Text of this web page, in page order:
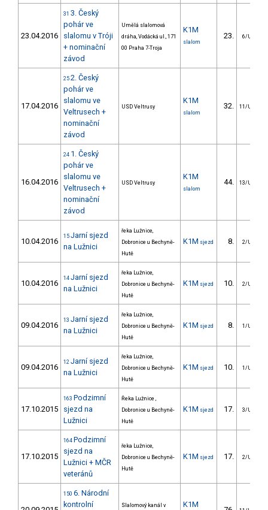
23.04.2016
31 3. Český
pohár ve
slalomu v Tróji
+ nominační
závod
Umělá slalomová
dráha, Vodácká ul., 171
00 Praha 7-Troja
K1M
slalom
23. 6/U23
17.04.2016
25 2. Český
pohár ve
slalomu ve
Veltrusech +
nominační
závod
USD Veltrusy
K1M
slalom
32. 11/U23
16.04.2016
24 1. Český
pohár ve
slalomu ve
Veltrusech +
nominační
závod
USD Veltrusy
K1M
slalom
44. 13/U23
10.04.2016
15 Jarní sjezd
na Lužnici
řeka Lužnice,
Dobronice u Bechyně-
Hutě
K1M sjezd 8. 2/U23
10.04.2016
14 Jarní sjezd
na Lužnici
řeka Lužnice,
Dobronice u Bechyně-
Hutě
K1M sjezd 10. 2/U23
09.04.2016
13 Jarní sjezd
na Lužnici
řeka Lužnice,
Dobronice u Bechyně-
Hutě
K1M sjezd 8. 1/U23
09.04.2016
12 Jarní sjezd
na Lužnici
řeka Lužnice,
Dobronice u Bechyně-
Hutě
K1M sjezd 10. 1/U23
17.10.2015
163 Podzimní
sjezd na
Lužnici
Řeka Lužnice ,
Dobronice u Bechyně-
Hutě
K1M sjezd 17. 3/U23
17.10.2015
164 Podzimní
sjezd na
Lužnici + MČR
veteránů
řeka Lužnice,
Dobronice u Bechyně-
Hutě
K1M sjezd 17. 2/U23
150 6. Národní
kontrolní
Slalomový kanál v K1M